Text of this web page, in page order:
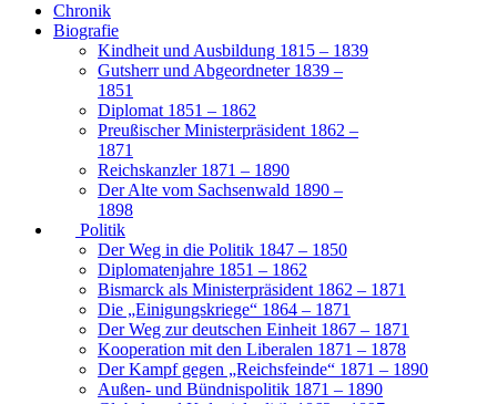
Chronik
Biografie
Kindheit und Ausbildung 1815 – 1839
Gutsherr und Abgeordneter 1839 –
1851
Diplomat 1851 – 1862
Preußischer Ministerpräsident 1862 –
1871
Reichskanzler 1871 – 1890
Der Alte vom Sachsenwald 1890 –
1898
Politik
Der Weg in die Politik 1847 – 1850
Diplomatenjahre 1851 – 1862
Bismarck als Ministerpräsident 1862 – 1871
Die „Einigungskriege“ 1864 – 1871
Der Weg zur deutschen Einheit 1867 – 1871
Kooperation mit den Liberalen 1871 – 1878
Der Kampf gegen „Reichsfeinde“ 1871 – 1890
Außen- und Bündnispolitik 1871 – 1890